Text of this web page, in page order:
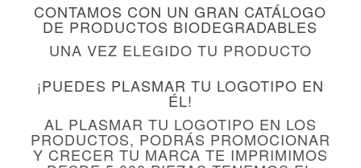
CONTAMOS CON UN GRAN CATÁLOGO
DE PRODUCTOS BIODEGRADABLES
UNA VEZ ELEGIDO TU PRODUCTO
¡PUEDES PLASMAR TU LOGOTIPO EN
ÉL!
AL PLASMAR TU LOGOTIPO EN LOS
PRODUCTOS, PODRÁS PROMOCIONAR
Y CRECER TU MARCA TE IMPRIMIMOS